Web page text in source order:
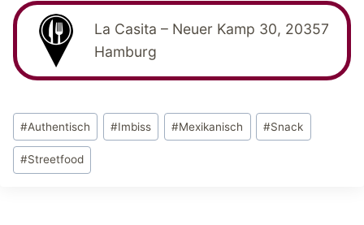
La Casita – Neuer Kamp 30, 20357
Hamburg
Schlagworte:
#Authentisch #Imbiss #Mexikanisch #Snack
#Streetfood